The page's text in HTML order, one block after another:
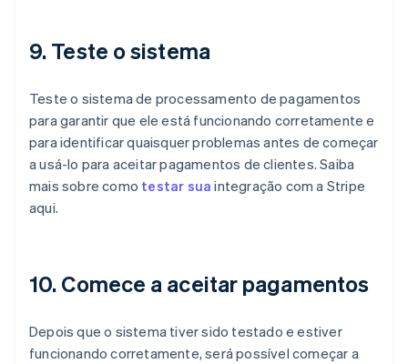
9. Teste o sistema
Teste o sistema de processamento de pagamentos
para garantir que ele está funcionando corretamente e
para identificar quaisquer problemas antes de começar
a usá-lo para aceitar pagamentos de clientes. Saiba
mais sobre como testar sua integração com a Stripe
aqui.
10. Comece a aceitar pagamentos
Depois que o sistema tiver sido testado e estiver
funcionando corretamente, será possível começar a